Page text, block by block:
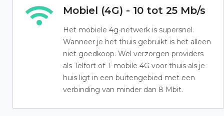
Mobiel (4G) - 10 tot 25 Mb/s
Het mobiele 4g-netwerk is supersnel.
Wanneer je het thuis gebruikt is het alleen
niet goedkoop. Wel verzorgen providers
als Telfort of T-mobile 4G voor thuis als je
huis ligt in een buitengebied met een
verbinding van minder dan 8 Mbit.